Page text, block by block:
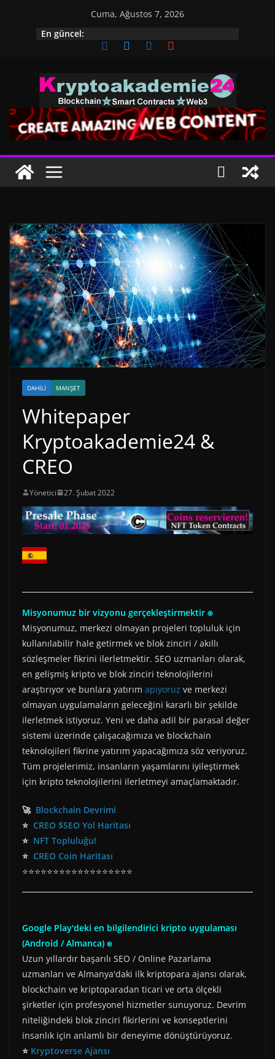
Cuma, Ağustos 7, 2026
En güncel:
DAHILI MANŞET
Whitepaper
Kryptoakademie24 &
CREO
Yönetici 27. Şubat 2022
Misyonumuz bir vizyonu gerçekleştirmektir ⍟
Misyonumuz, merkezi olmayan projeleri topluluk için
kullanılabilir hale getirmek ve blok zinciri / akıllı
sözleşmeler fikrini ilerletmektir. SEO uzmanları olarak,
en gelişmiş kripto ve blok zinciri teknolojilerini
araştırıyor ve bunlara yatırım apıyoruz ve merkezi
olmayan uygulamaların geleceğini kararlı bir şekilde
ilerletmek istiyoruz. Yeni ve daha adil bir parasal değer
sistemi üzerinde çalışacağımıza ve blockchain
teknolojileri fikrine yatırım yapacağımıza söz veriyoruz.
Tüm projelerimiz, insanların yaşamlarını iyileştirmek
için kripto teknolojilerini ilerletmeyi amaçlamaktadır.
🚀 Blockchain Devrimi
⭐ CREO $SEO Yol Haritası
⭐ NFT Topluluğu!
⭐ CREO Coin Haritası
⭐⭐⭐⭐⭐⭐⭐⭐⭐⭐⭐⭐⭐⭐⭐⭐⭐⭐
Google Play'deki en bilgilendirici kripto uygulaması
(Android / Almanca) ⍟
Uzun yıllardır başarılı SEO / Online Pazarlama
uzmanları ve Almanya'daki ilk kriptopara ajansı olarak,
blockchain ve kriptoparadan ticari ve orta ölçekli
şirketler için profesyonel hizmetler sunuyoruz. Devrim
niteliğindeki blok zinciri fikirlerini ve konseptlerini
insanlık için anlamlı bir deneyime dönüştürüyoruz.
⭐ Kryptoverse Ajansı